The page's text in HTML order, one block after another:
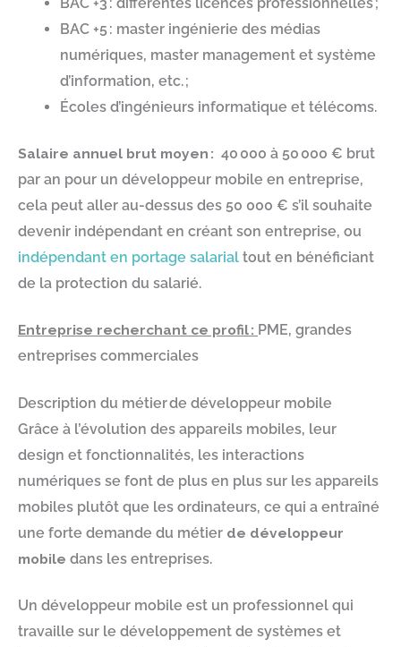
BAC +5 : master ingénierie des médias
numériques, master management et système
d’information, etc. ;
Écoles d’ingénieurs informatique et télécoms.
Salaire annuel brut moyen : 40 000 à 50 000 € brut
par an pour un développeur mobile en entreprise,
cela peut aller au-dessus des 50 000 € s’il souhaite
devenir indépendant en créant son entreprise, ou
indépendant en portage salarial tout en bénéficiant
de la protection du salarié.
Entreprise recherchant ce profil: PME, grandes
entreprises commerciales
Description du métier de développeur mobile
Grâce à l’évolution des appareils mobiles, leur
design et fonctionnalités, les interactions
numériques se font de plus en plus sur les appareils
mobiles plutôt que les ordinateurs, ce qui a entraîné
une forte demande du métier de développeur
mobile dans les entreprises.
Un développeur mobile est un professionnel qui
travaille sur le développement de systèmes et